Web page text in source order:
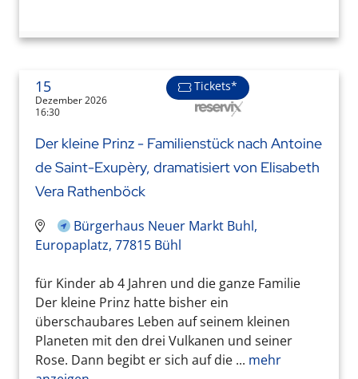
15
Dezember 2026
16:30
Tickets*
Der kleine Prinz - Familienstück nach Antoine
de Saint-Exupèry, dramatisiert von Elisabeth
Vera Rathenböck
Bürgerhaus Neuer Markt Buhl,
Europaplatz, 77815 Bühl
für Kinder ab 4 Jahren und die ganze Familie
Der kleine Prinz hatte bisher ein
überschaubares Leben auf seinem kleinen
Planeten mit den drei Vulkanen und seiner
Rose. Dann begibt er sich auf die ... mehr